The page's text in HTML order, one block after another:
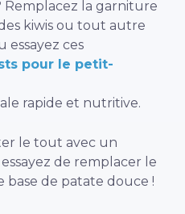
Remplacez la garniture
kiwis ou tout autre
essayez ces
pour le petit-
rapide et nutritive.
le tout avec un
de remplacer le
de patate douce !